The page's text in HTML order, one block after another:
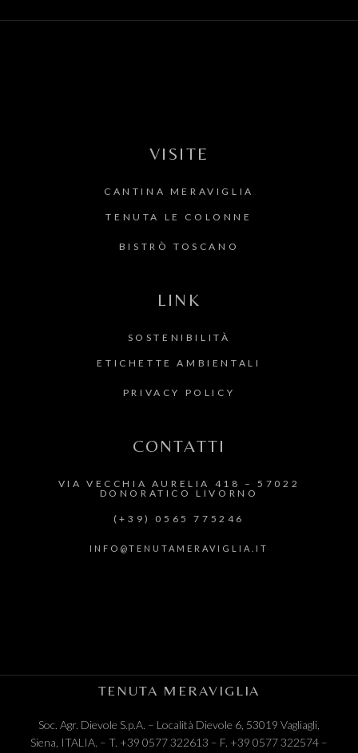
VISITE
CANTINA MERAVIGLIA
TENUTA LE COLONNE
BISTRÒ TOSCANO
LINK
SOSTENIBILITÀ
ETICHETTE AMBIENTALI
PRIVACY POLICY
CONTATTI​
VIA VECCHIA AURELIA 418 – 57022
DONORATICO LIVORNO
(+39) 0565 775246
INFO@TENUTAMERAVIGLIA.IT
TENUTA MERAVIGLIA
Soc. Agr. Dievole S.p.A. – Località Dievole 6, 53019 Vagliagli,
Siena, ITALIA. – T. +39 0577 322613 – F. +39 0577 322574–